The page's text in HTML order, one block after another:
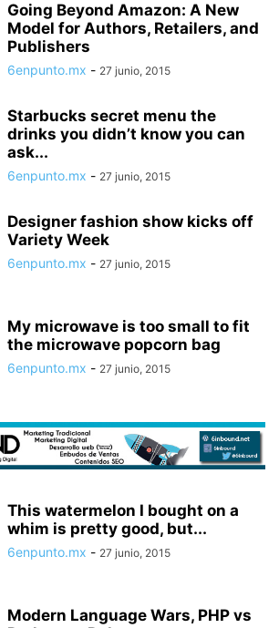
Going Beyond Amazon: A New
Model for Authors, Retailers, and
Publishers
6enpunto.mx - 27 junio, 2015
Starbucks secret menu the
drinks you didn’t know you can
ask...
6enpunto.mx - 27 junio, 2015
Designer fashion show kicks off
Variety Week
6enpunto.mx - 27 junio, 2015
My microwave is too small to fit
the microwave popcorn bag
6enpunto.mx - 27 junio, 2015
This watermelon I bought on a
whim is pretty good, but...
6enpunto.mx - 27 junio, 2015
Modern Language Wars, PHP vs